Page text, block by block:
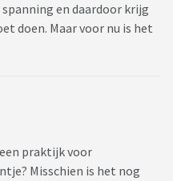
en daardoor krijg
doen. Maar voor nu is het
praktijk voor
Misschien is het nog